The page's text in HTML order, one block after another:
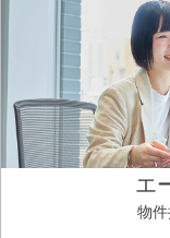
エ
物